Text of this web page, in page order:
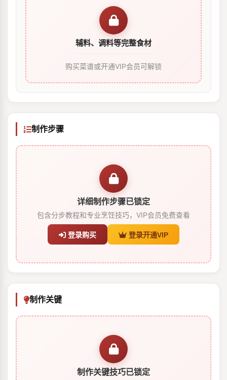
辅料、调料等完整食材
购买菜谱或开通VIP会员可解锁
制作步骤
详细制作步骤已锁定
包含分步教程和专业烹饪技巧，VIP会员免费查看
登录购买 登录开通VIP
制作关键
制作关键技巧已锁定